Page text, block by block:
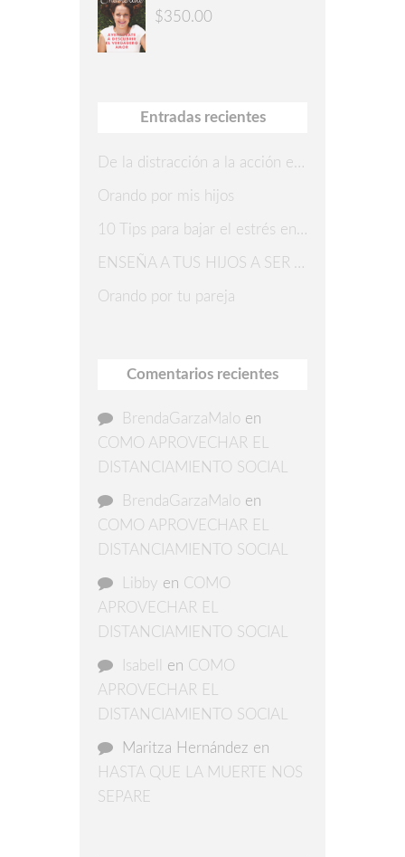
$350.00
Entradas recientes
De la distracción a la acción en 7 pasos
Orando por mis hijos
10 Tips para bajar el estrés en Navidad
ENSEÑA A TUS HIJOS A SER AGRADECIDOS
Orando por tu pareja
Comentarios recientes
BrendaGarzaMalo en
COMO APROVECHAR EL
DISTANCIAMIENTO SOCIAL
BrendaGarzaMalo en
COMO APROVECHAR EL
DISTANCIAMIENTO SOCIAL
Libby en COMO
APROVECHAR EL
DISTANCIAMIENTO SOCIAL
Isabell en COMO
APROVECHAR EL
DISTANCIAMIENTO SOCIAL
Maritza Hernández en
HASTA QUE LA MUERTE NOS
SEPARE